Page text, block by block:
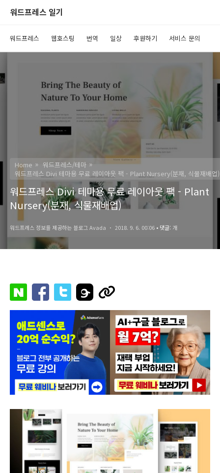
워드프레스 일기
워드프레스 웹호스팅 번역 일상 후원하기 서비스 문의
Home
워드프레스/테마
워드프레스 Divi 테마용 무료 레이아웃 팩 - Plant Nursery(분재, 식물재배업)
워드프레스 Divi 테마용 무료 레이아웃 팩 - Plant
Nursery(분재, 식물재배업)
워드프레스 정보를 제공하는 블로그 Avada 2018. 9. 6. 00:06 • 댓글: 개